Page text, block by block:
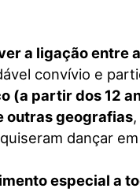
a ligação entre
convívio e
(a partir dos 12
outras geografias
dançar
especial a